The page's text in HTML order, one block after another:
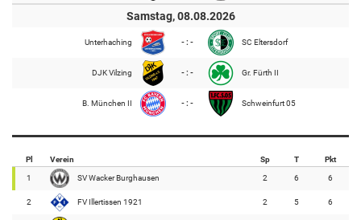
Samstag, 08.08.2026
Unterhaching - : - SC Eltersdorf
DJK Vilzing - : - Gr. Fürth II
B. München II - : - Schweinfurt 05
Pl Verein Sp T Pkt
1 SV Wacker Burghausen 2 6 6
2 FV Illertissen 1921 2 5 6